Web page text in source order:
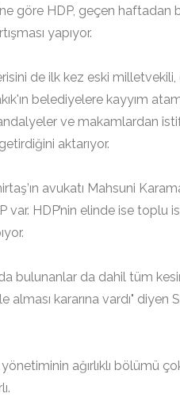
göre HDP, geçen haftadan
yapıyor.
de ilk kez eski milletvekili,
belediyelere kayyım
ve makamlardan
aktarıyor.
avukatı Mahsuni
HDP’nin elinde ise toplu
bulunanlar da dahil tüm
alması kararına vardı" diyen
ağırlıklı bölümü